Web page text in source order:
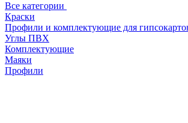
Все категории
Краски
Профили и комплектующие для
Углы ПВХ
Комплектующие
Маяки
Профили